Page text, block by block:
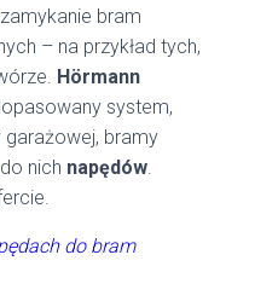
bram
– na przykład tych,
Hörmann
system,
garażowej, bramy
nich napędów.
do bram